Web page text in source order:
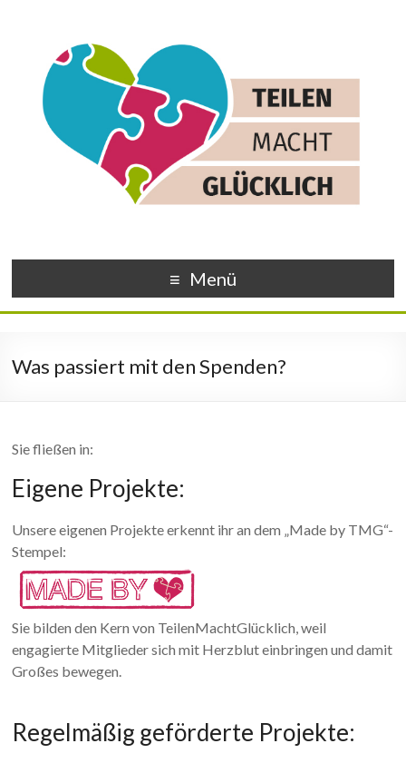
Menü
Was passiert mit den Spenden?
Sie fließen in:
Eigene Projekte:
Unsere eigenen Projekte erkennt ihr an dem „Made by TMG“-
Stempel:
Sie bilden den Kern von TeilenMachtGlücklich, weil
engagierte Mitglieder sich mit Herzblut einbringen und damit
Großes bewegen.
Regelmäßig geförderte Projekte: